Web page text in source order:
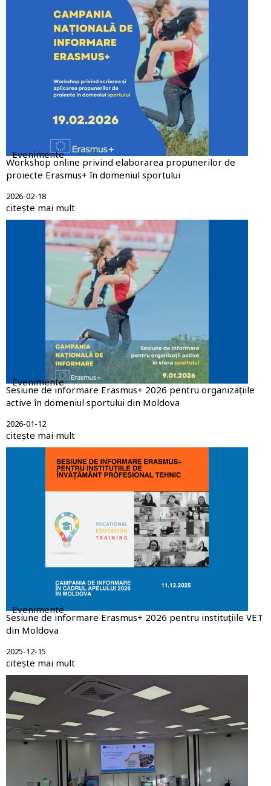
Evenimente
Workshop online privind elaborarea propunerilor de
proiecte Erasmus+ în domeniul sportului
2026-02-18
citește mai mult
Evenimente
Sesiune de informare Erasmus+ 2026 pentru organizațiile
active în domeniul sportului din Moldova
2026-01-12
citește mai mult
Evenimente
Sesiune de informare Erasmus+ 2026 pentru instituțiile VET
din Moldova
2025-12-15
citește mai mult